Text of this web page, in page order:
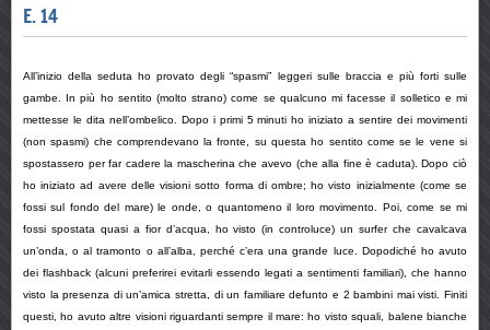
E. 14
All’inizio della seduta ho provato degli “spasmi” leggeri sulle braccia e più forti sulle
gambe. In più ho sentito (molto strano) come se qualcuno mi facesse il solletico e mi
mettesse le dita nell’ombelico. Dopo i primi 5 minuti ho iniziato a sentire dei movimenti
(non spasmi) che comprendevano la fronte, su questa ho sentito come se le vene si
spostassero per far cadere la mascherina che avevo (che alla fine è caduta). Dopo ciò
ho iniziato ad avere delle visioni sotto forma di ombre; ho visto inizialmente (come se
fossi sul fondo del mare) le onde, o quantomeno il loro movimento. Poi, come se mi
fossi spostata quasi a fior d’acqua, ho visto (in controluce) un surfer che cavalcava
un’onda, o al tramonto o all’alba, perché c’era una grande luce. Dopodiché ho avuto
dei flashback (alcuni preferirei evitarli essendo legati a sentimenti familiari), che hanno
visto la presenza di un’amica stretta, di un familiare defunto e 2 bambini mai visti. Finiti
questi, ho avuto altre visioni riguardanti sempre il mare: ho visto squali, balene bianche